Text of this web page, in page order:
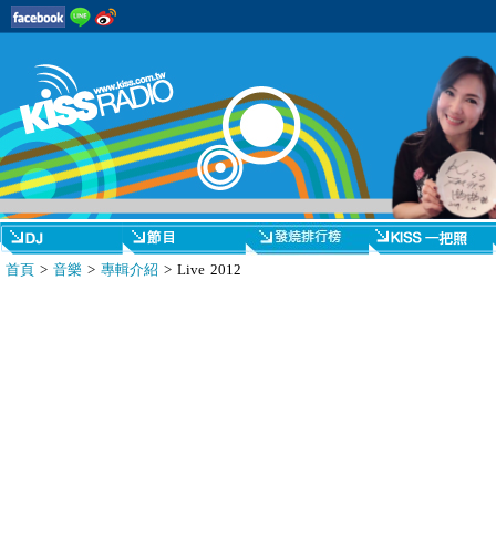
首頁 > 音樂 > 專輯介紹 > Live 2012